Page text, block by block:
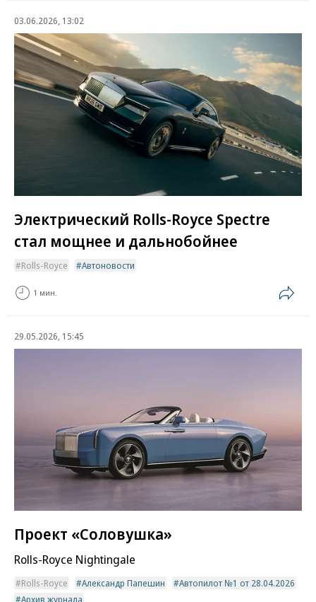
03.06.2026, 13:02
Электрический Rolls-Royce Spectre
стал мощнее и дальнобойнее
Rolls-Royce Автоновости
1 мин.
29.05.2026, 15:45
Проект «Соловушка»
Rolls-Royce Nightingale
Rolls-Royce Александр Папешин
Автопилот №1 от 28.04.2026
Архив журнала